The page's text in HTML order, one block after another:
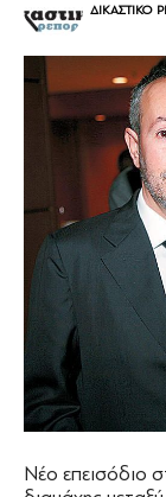
ΔΙΚΑΣΤΙΚΟ
Νέο επεισόδιο